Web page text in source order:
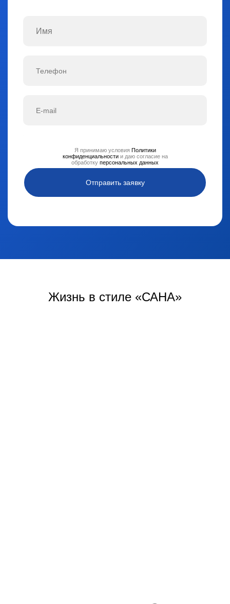
Отправить заявку
Я принимаю условия Политики
конфиденциальностии даю согласие на
обработку персональных данных
Жизнь в стиле «САНА»